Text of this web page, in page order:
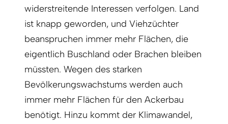
widerstreitende Interessen verfolgen. Land
ist knapp geworden, und Viehzüchter
beanspruchen immer mehr Flächen, die
eigentlich Buschland oder Brachen bleiben
müssten. Wegen des starken
Bevölkerungswachstums werden auch
immer mehr Flächen für den Ackerbau
benötigt. Hinzu kommt der Klimawandel,